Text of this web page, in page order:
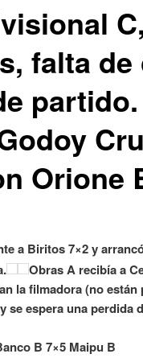
falta de
Orione
a Biritos 7×2 y
Obras A recibía a
la filmadora (no
se espera una perdida
B 7×5 Maipu B